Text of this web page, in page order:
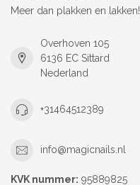
Meer dan plakken en lakken!
Overhoven 105
6136 EC Sittard
Nederland
+31464512389
info@magicnails.nl
KVK nummer: 95889825